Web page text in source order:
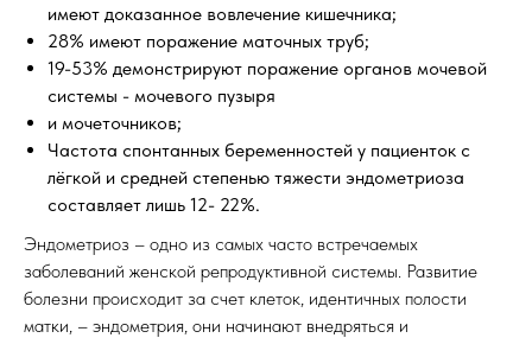
имеют доказанное вовлечение кишечника;
28% имеют поражение маточных труб;
19-53% демонстрируют поражение органов мочевой
системы - мочевого пузыря
и мочеточников;
Частота спонтанных беременностей у пациенток с
лёгкой и средней степенью тяжести эндометриоза
составляет лишь 12- 22%.
Эндометриоз – одно из самых часто встречаемых
заболеваний женской репродуктивной системы. Развитие
болезни происходит за счет клеток, идентичных полости
матки, – эндометрия, они начинают внедряться и